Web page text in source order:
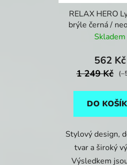
RELAX HERO
brýle černá /
Skladem
562 Kč
1 249 Kč
DO
Stylový design,
tvar a široký
Výsledkem